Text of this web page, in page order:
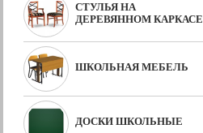
СТУЛЬЯ НА
ДЕРЕВЯННОМ КАРКАСЕ
ШКОЛЬНАЯ МЕБЕЛЬ
ДОСКИ ШКОЛЬНЫЕ